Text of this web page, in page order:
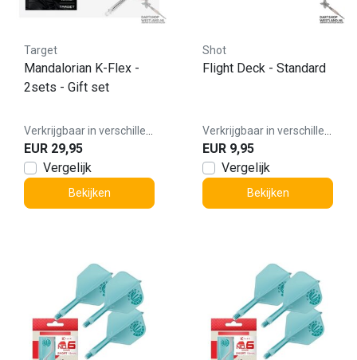
Target
Mandalorian K-Flex -
2sets - Gift set
EUR 29,95
Vergelijk
Bekijken
Shot
Flight Deck - Standard
EUR 9,95
Vergelijk
Bekijken